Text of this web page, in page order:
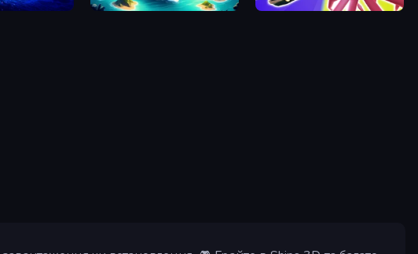
One Treasure Merge Pirates Caribbean Battle